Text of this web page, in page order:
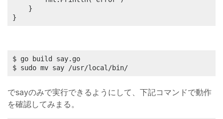
}
$ go build say.go
$ sudo mv say /usr/local/bin/
でsayのみで実行できるようにして、下記コマンドで動作
を確認してみまる。